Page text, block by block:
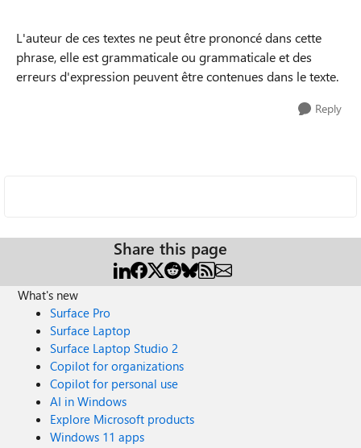
L'auteur de ces textes ne peut être prononcé dans cette
phrase, elle est grammaticale ou grammaticale et des
erreurs d'expression peuvent être contenues dans le texte.
Reply
Share this page
What's new
Surface Pro
Surface Laptop
Surface Laptop Studio 2
Copilot for organizations
Copilot for personal use
AI in Windows
Explore Microsoft products
Windows 11 apps